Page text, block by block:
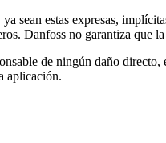
sean estas expresas,
Danfoss no garantiza
de ningún daño
aplicación.